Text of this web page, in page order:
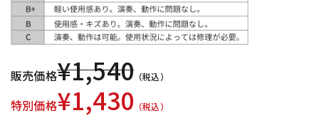
販売価格¥1,540 （税込）
特別価格¥1,430 （税込）